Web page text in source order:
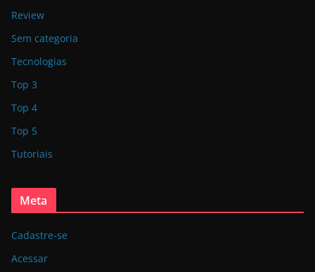
Review
Sem categoria
Tecnologias
Top 3
Top 4
Top 5
Tutoriais
Meta
Cadastre-se
Acessar